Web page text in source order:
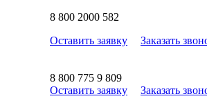
8 800 2000 582
Оставить заявку
Заказать
8 800 775 9 809
Оставить заявку
Заказать